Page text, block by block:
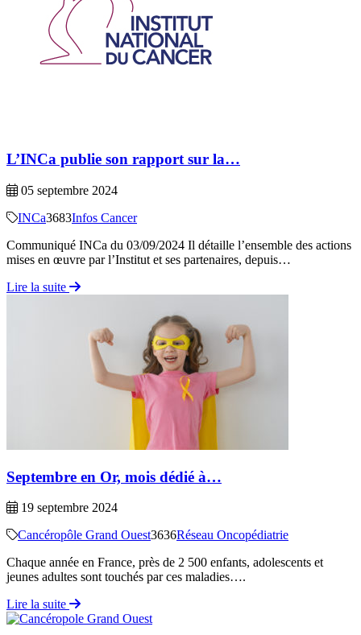
L’INCa publie son rapport sur la…
05 septembre 2024
INCa3683Infos Cancer
Communiqué INCa du 03/09/2024 Il détaille l’ensemble des actions
mises en œuvre par l’Institut et ses partenaires, depuis…
Lire la suite
Septembre en Or, mois dédié à…
19 septembre 2024
Cancéropôle Grand Ouest3636Réseau Oncopédiatrie
Chaque année en France, près de 2 500 enfants, adolescents et
jeunes adultes sont touchés par ces maladies….
Lire la suite